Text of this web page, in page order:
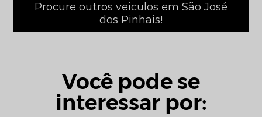
Procure outros veiculos em São José
dos Pinhais!
Você pode se
interessar por: